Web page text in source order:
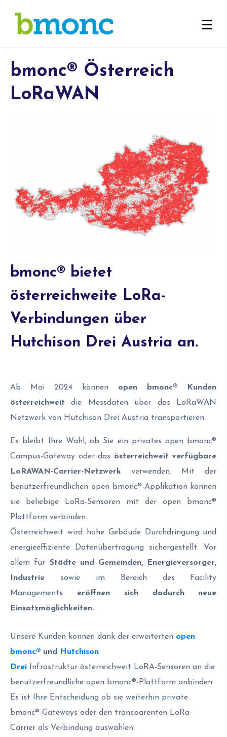
bmonc® Österreich
LoRaWAN
bmonc® bietet
österreichweite LoRa-
Verbindungen über
Hutchison Drei Austria an.
Ab Mai 2024 können open bmonc® Kunden
österreichweit die Messdaten über das LoRaWAN
Netzwerk von Hutchison Drei Austria transportieren.
Es bleibt Ihre Wahl, ob Sie ein privates open bmonc®
Campus-Gateway oder das österreichweit verfügbare
LoRAWAN-Carrier-Netzwerk verwenden. Mit der
benutzerfreundlichen open bmonc®-Applikation können
sie beliebige LoRa-Sensoren mit der open bmonc®
Plattform verbinden.
Österreichweit wird hohe Gebäude Durchdringung und
energieeffiziente Datenübertragung sichergestellt. Vor
allem für Städte und Gemeinden, Energieversorger,
Industrie sowie im Bereich des Facility
Managements eröffnen sich dadurch neue
Einsatzmöglichkeiten.
Unsere Kunden können dank der erweiterten open
bmonc® und Hutchison
Drei Infrastruktur österreichweit LoRA-Sensoren an die
benutzerfreundliche open bmonc®-Plattform anbinden.
Es ist Ihre Entscheidung ob sie weiterhin private
bmonc®-Gateways oder den transparenten LoRa-
Carrier als Verbindung auswählen.